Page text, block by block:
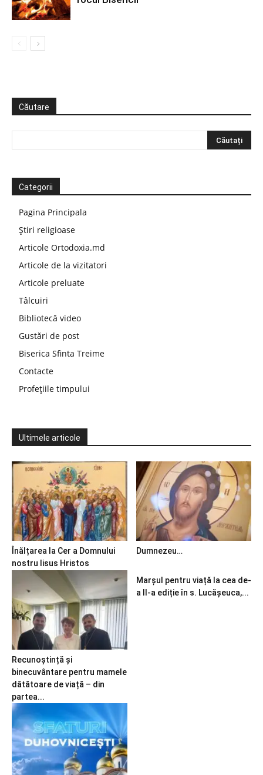
Căutare
Categorii
Pagina Principala
Știri religioase
Articole Ortodoxia.md
Articole de la vizitatori
Articole preluate
Tâlcuiri
Bibliotecă video
Gustări de post
Biserica Sfinta Treime
Contacte
Profețiile timpului
Ultimele articole
Înălțarea la Cer a Domnului
nostru Iisus Hristos
Dumnezeu…
Recunoștință și
binecuvântare pentru mamele
dătătoare de viață – din
partea...
Marșul pentru viață la cea de-
a II-a ediție în s. Lucășeuca,...